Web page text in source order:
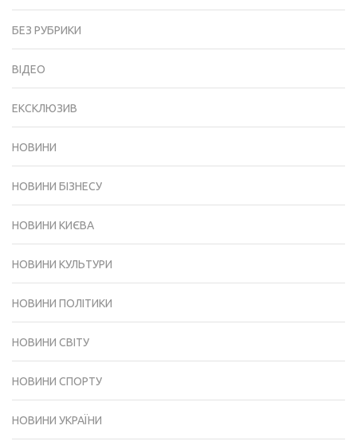
БЕЗ РУБРИКИ
ВІДЕО
ЕКСКЛЮЗИВ
НОВИНИ
НОВИНИ БІЗНЕСУ
НОВИНИ КИЄВА
НОВИНИ КУЛЬТУРИ
НОВИНИ ПОЛІТИКИ
НОВИНИ СВІТУ
НОВИНИ СПОРТУ
НОВИНИ УКРАЇНИ